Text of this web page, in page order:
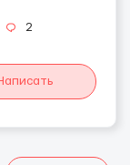
2